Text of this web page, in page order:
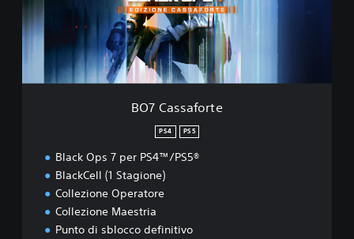
s
a
f
t
BO7 Cassaforte
PS4 PS5
Black Ops 7 per PS4™/PS5®
BlackCell (1 Stagione)
Collezione Operatore
Collezione Maestria
Punto di sblocco definitivo